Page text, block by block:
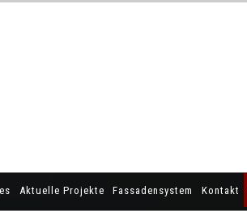
Aktuelle Projekte Fassadensystem Kontakt